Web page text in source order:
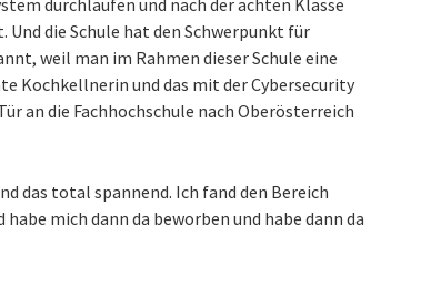
durchlaufen und nach der achten Klasse
die Schule hat den Schwerpunkt für
weil man im Rahmen dieser Schule eine
Kochkellnerin und das mit der Cybersecurity
an die Fachhochschule nach Oberösterreich
das total spannend. Ich fand den Bereich
mich dann da beworben und habe dann da